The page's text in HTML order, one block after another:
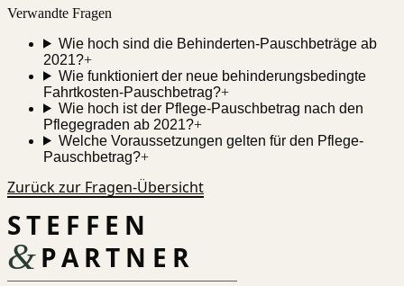
Verwandte Fragen
Wie hoch sind die Behinderten-Pauschbeträge ab
2021?+
Wie funktioniert der neue behinderungsbedingte
Fahrtkosten-Pauschbetrag?+
Wie hoch ist der Pflege-Pauschbetrag nach den
Pflegegraden ab 2021?+
Welche Voraussetzungen gelten für den Pflege-
Pauschbetrag?+
Zurück zur Fragen-Übersicht
STEFFEN
&PARTNER